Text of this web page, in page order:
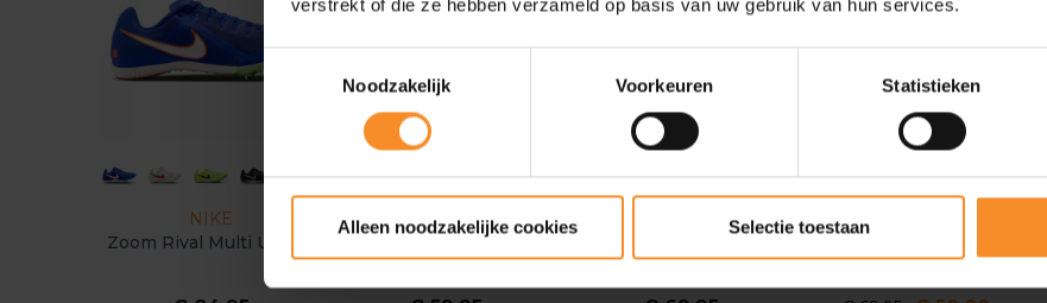
verstrekt of die ze hebben verzameld op basis van uw gebruik van hun services.
Toestemmingsselectie
Noodzakelijk
Voorkeuren Statistieken
Alleen noodzakelijke cookies Selectie toestaan
NIKE
Zoom Rival Multi Unisex
ADIDAS
adidas Allroundstar Kids